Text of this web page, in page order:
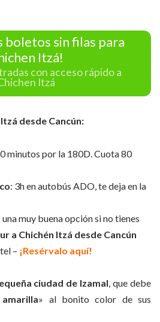
boletos sin filas para
Itzá!
con acceso rápido a
Itzá
desde Cancún:
minutos por la 180D. Cuota 80
: 3h en autobús ADO, te deja en la
una muy buena opción si no tienes
a Chichén Itzá desde Cancún
– ¡Resérvalo aquí!
ciudad de Izamal, que debe
» al bonito color de sus